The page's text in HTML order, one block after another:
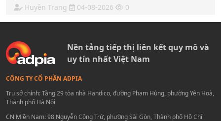
Huyền Trang 04-08-2026 0
Nền tảng tiếp thị liên kết quy mô và
uy tín nhất Việt Nam
CÔNG TY CỔ PHẦN ADPIA
Trụ sở chính: Tầng 29 tòa nhà Handico, đường Phạm Hùng, phường Yên Hoà,
Thành phố Hà Nội
CN Miền Nam: 98 Nguyễn Công Trứ, phường Sài Gòn, Thành phố Hồ Chí